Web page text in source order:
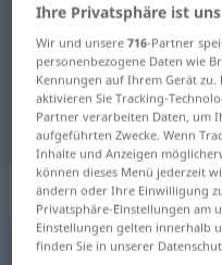
Deutsch-
"solitär"
"solitär"
„solitär“:
solitäradj
Ihre Privatsphäre ist
Wir und unsere716-Partner
personenbezogene Daten wie
Kennungen auf Ihrem Gerät
aktivieren Sie Tracking-
Partner verarbeiten Daten, um
aufgeführten Zwecke. Wenn
Inhalte und Anzeigen
können dieses Menü jederzeit
ändern oder Ihre Einwilligung
Privatsphäre-Einstellungen am
Einstellungen gelten innerhalb
finden Sie in unserer